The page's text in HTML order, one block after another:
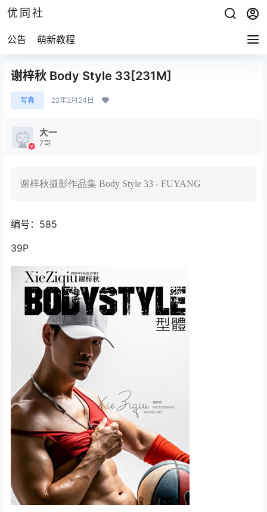
优同社
公告 萌新教程
谢梓秋 Body Style 33[231M]
写真 22年2月24日
大一
7哥
谢梓秋摄影作品集 Body Style 33 - FUYANG
编号：585
39P